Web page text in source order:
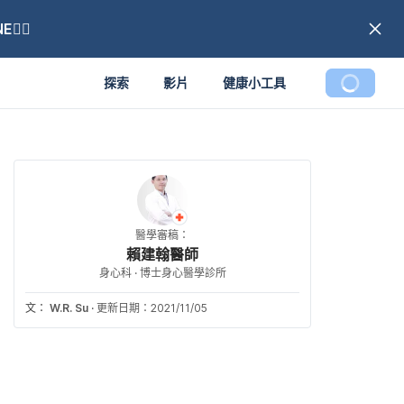
探索 影片 健康小工具
醫學審稿：
賴建翰醫師
身心科 · 博士身心醫學診所
文： W.R. Su · 更新日期：2021/11/05